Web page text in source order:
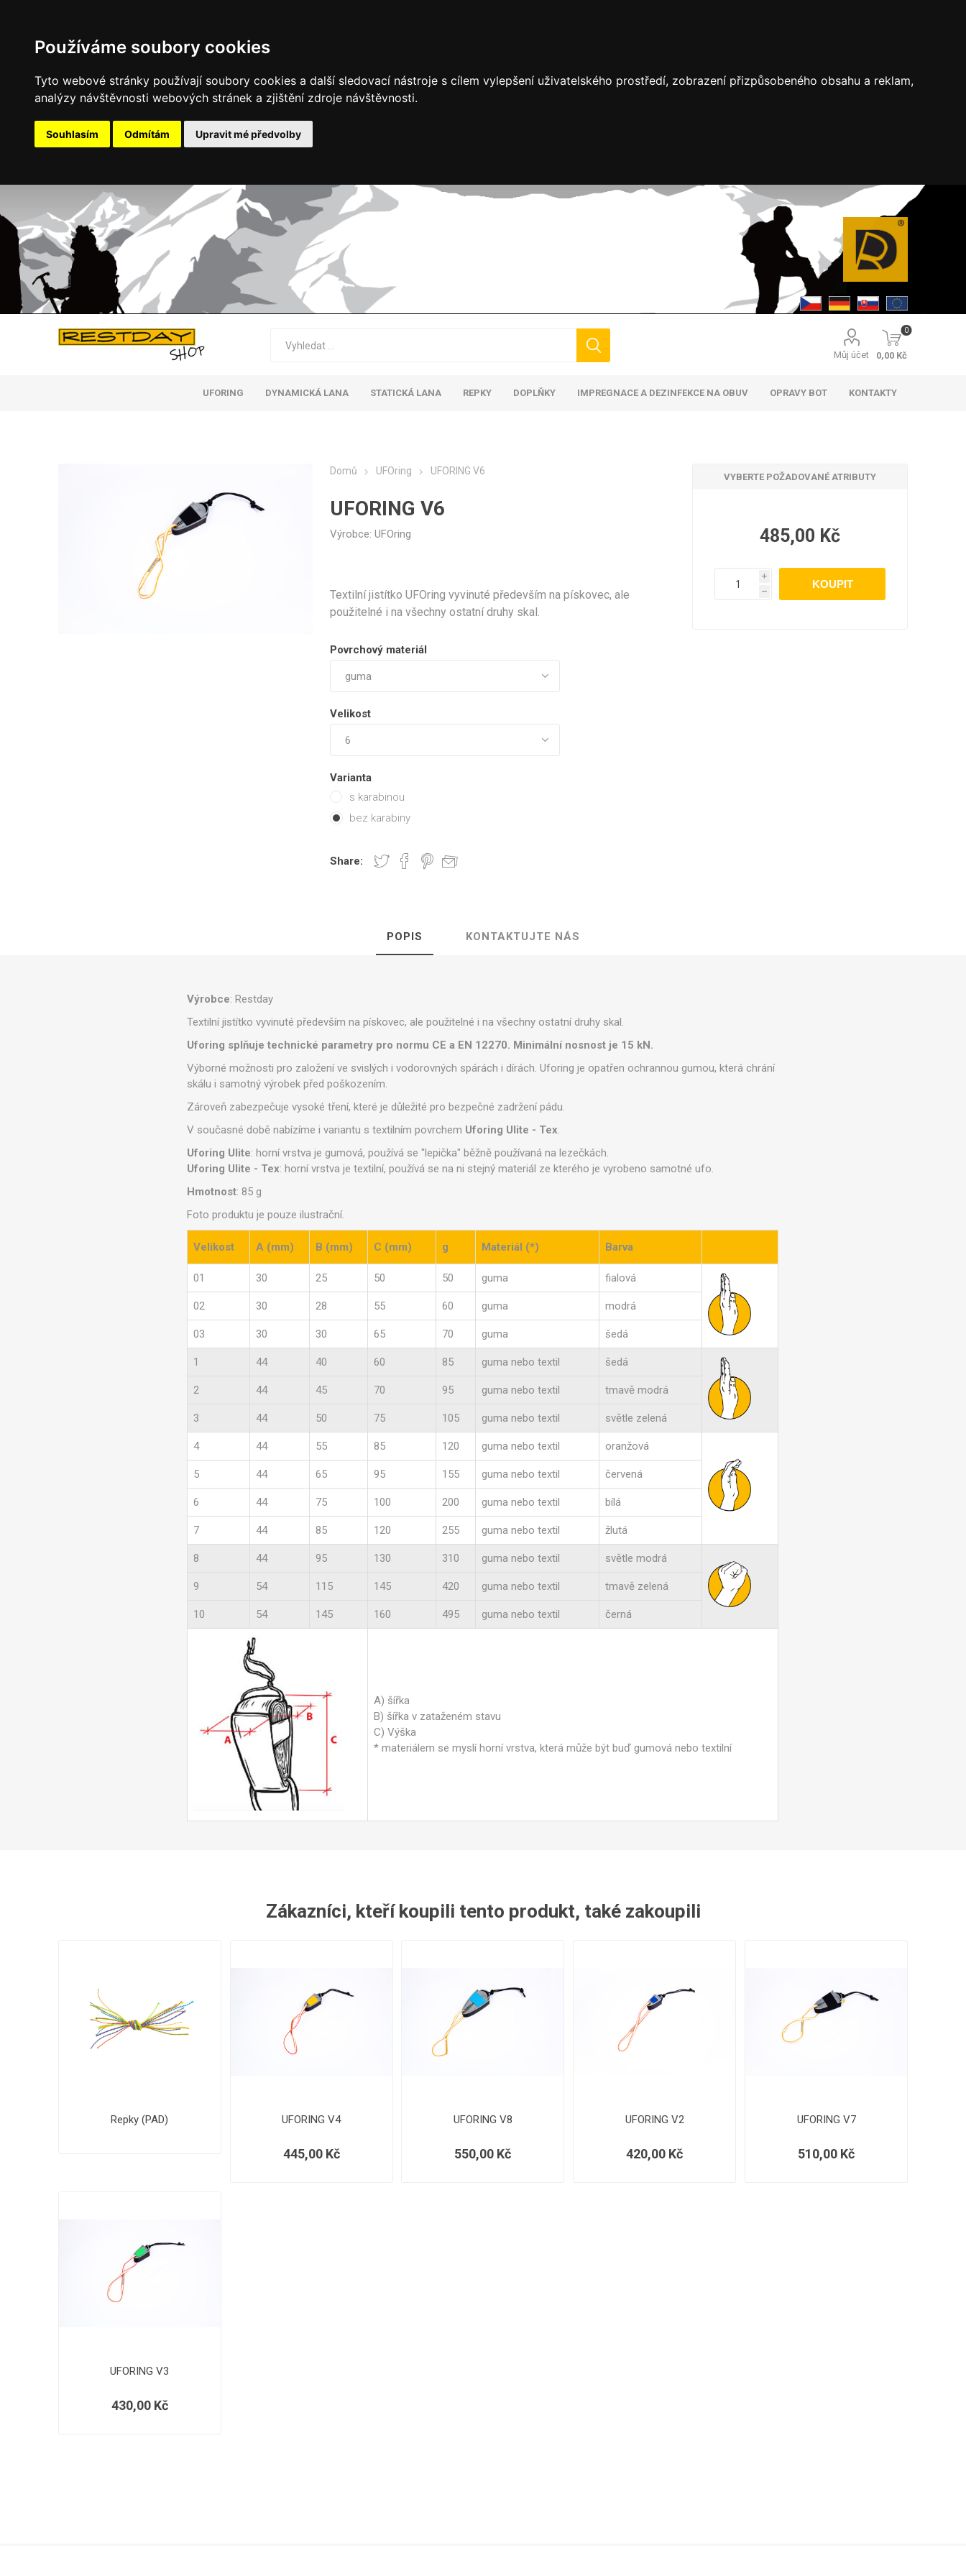
Používáme soubory cookies
Tyto webové stránky používají soubory cookies a další sledovací nástroje s cílem vylepšení uživatelského prostředí, zobrazení přizpůsobeného obsahu a reklam,
analýzy návštěvnosti webových stránek a zjištění zdroje návštěvnosti.
Souhlasím Odmítám Upravit mé předvolby
Můj účet
0
0,00 Kč
UFORING DYNAMICKÁ LANA STATICKÁ LANA REPKY DOPLŇKY IMPREGNACE A DEZINFEKCE NA OBUV OPRAVY BOT KONTAKTY
Domů UFOring UFORING V6
UFORING V6
Výrobce: UFOring
Textilní jistítko UFOring vyvinuté především na pískovec, ale
použitelné i na všechny ostatní druhy skal.
Povrchový materiál
Velikost
Varianta
s karabinou
bez karabiny
Share:
VYBERTE POŽADOVANÉ ATRIBUTY
485,00 Kč
i
h
POPIS KONTAKTUJTE NÁS
Výrobce: Restday
Textilní jistítko vyvinuté především na pískovec, ale použitelné i na všechny ostatní druhy skal.
Uforing splňuje technické parametry pro normu CE a EN 12270. Minimální nosnost je 15 kN.
Výborné možnosti pro založení ve svislých i vodorovných spárách i dírách. Uforing je opatřen ochrannou gumou, která chrání
skálu i samotný výrobek před poškozením.
Zároveň zabezpečuje vysoké tření, které je důležité pro bezpečné zadržení pádu.
V současné době nabízíme i variantu s textilním povrchem Uforing Ulite - Tex.
Uforing Ulite: horní vrstva je gumová, používá se "lepička" běžně používaná na lezečkách.
Uforing Ulite - Tex: horní vrstva je textilní, používá se na ni stejný materiál ze kterého je vyrobeno samotné ufo.
Hmotnost: 85 g
Foto produktu je pouze ilustrační.
Velikost A (mm) B (mm) C (mm) g Materiál (*) Barva
01 30 25 50 50 guma fialová
02 30 28 55 60 guma modrá
03 30 30 65 70 guma šedá
1 44 40 60 85 guma nebo textil šedá
2 44 45 70 95 guma nebo textil tmavě modrá
3 44 50 75 105 guma nebo textil světle zelená
4 44 55 85 120 guma nebo textil oranžová
5 44 65 95 155 guma nebo textil červená
6 44 75 100 200 guma nebo textil bílá
7 44 85 120 255 guma nebo textil žlutá
8 44 95 130 310 guma nebo textil světle modrá
9 54 115 145 420 guma nebo textil tmavě zelená
10 54 145 160 495 guma nebo textil černá
A) šířka
B) šířka v zataženém stavu
C) Výška
* materiálem se myslí horní vrstva, která může být buď gumová nebo textilní
Zákazníci, kteří koupili tento produkt, také zakoupili
Repky (PAD) UFORING V4
445,00 Kč
UFORING V8
550,00 Kč
UFORING V2
420,00 Kč
UFORING V7
510,00 Kč
UFORING V3
430,00 Kč